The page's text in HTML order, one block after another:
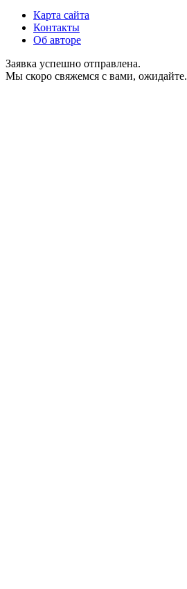
Карта сайта
Контакты
Об авторе
Заявка успешно отправлена.
Мы скоро свяжемся с вами, ожидайте.